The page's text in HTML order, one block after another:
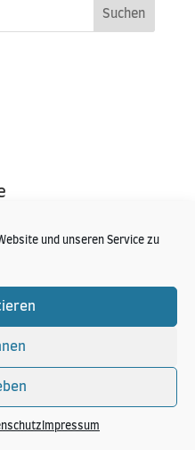
und unseren Service zu
Impressum
2024